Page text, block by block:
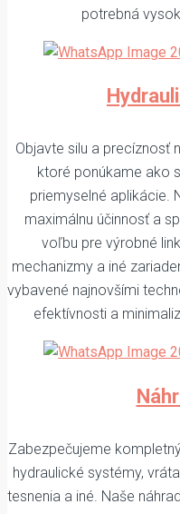
potrebná
Objavte silu a precíznosť
ktoré ponúkame ako
priemyselné aplikácie.
maximálnu účinnosť a
voľbu pre výrobné
mechanizmy a iné
vybavené najnovšími
efektívnosti a
Zabezpečujeme
hydraulické systémy,
tesnenia a iné. Naše